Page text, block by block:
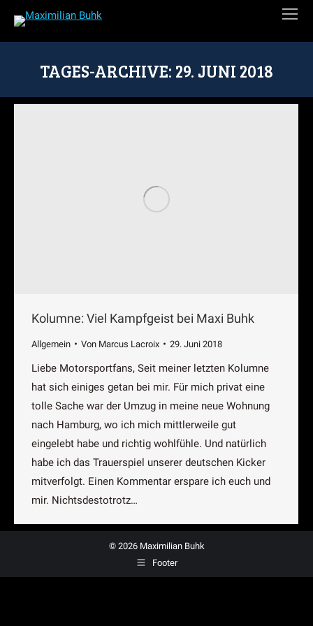
TAGES-ARCHIVE: 29. JUNI 2018
Kolumne: Viel Kampfgeist bei Maxi Buhk
Allgemein Von Marcus Lacroix 29. Juni 2018
Liebe Motorsportfans, Seit meiner letzten Kolumne
hat sich einiges getan bei mir. Für mich privat eine
tolle Sache war der Umzug in meine neue Wohnung
nach Hamburg, wo ich mich mittlerweile gut
eingelebt habe und richtig wohlfühle. Und natürlich
habe ich das Trauerspiel unserer deutschen Kicker
mitverfolgt. Einen Kommentar erspare ich euch und
mir. Nichtsdestotrotz…
© 2026 Maximilian Buhk
Footer